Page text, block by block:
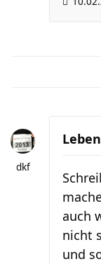
dkf
auch
nicht
und